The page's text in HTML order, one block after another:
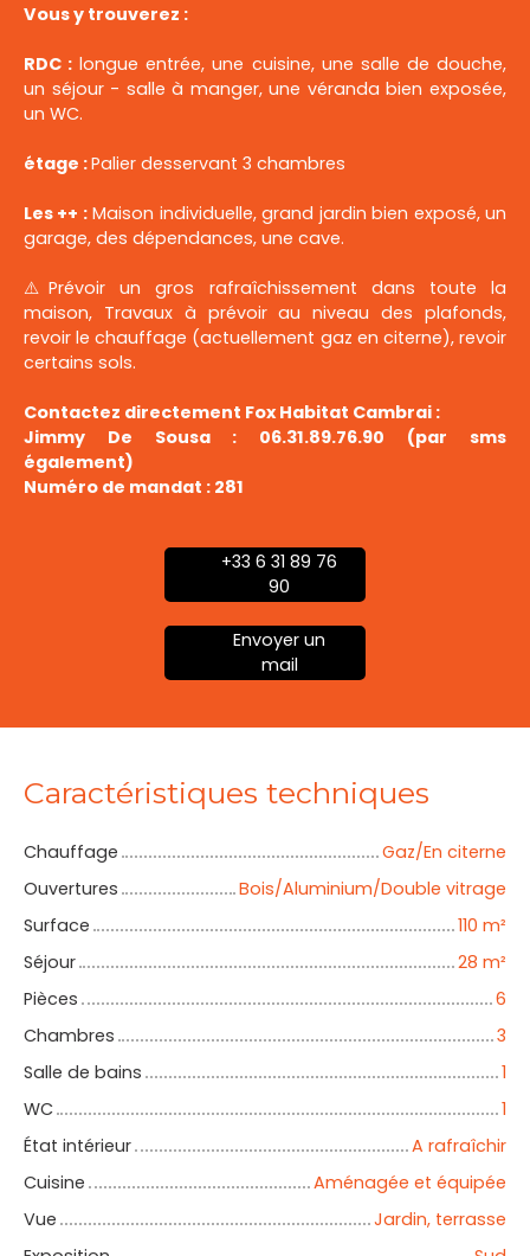
Vous y trouverez :
RDC : longue entrée, une cuisine, une salle de douche,
un séjour - salle à manger, une véranda bien exposée,
un WC.
étage :Palier desservant 3 chambres
Les ++ :Maison individuelle, grand jardin bien exposé, un
garage, des dépendances, une cave.
⚠️Prévoir un gros rafraîchissement dans toute la
maison, Travaux à prévoir au niveau des plafonds,
revoir le chauffage (actuellement gaz en citerne), revoir
certains sols.
Contactez directement Fox Habitat Cambrai :
Jimmy De Sousa : 06.31.89.76.90 (par sms
également)
Numéro de mandat : 281
+33 6 31 89 76
90
Envoyer un
mail
Caractéristiques techniques
Chauffage
Gaz/En citerne
Ouvertures
Bois/Aluminium/Double vitrage
Surface
110 m²
Séjour
28 m²
Pièces
6
Chambres
3
Salle de bains
1
WC
1
État intérieur
A rafraîchir
Cuisine
Aménagée et équipée
Vue
Jardin, terrasse